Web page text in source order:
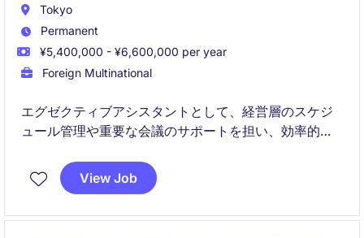
Tokyo
Permanent
¥5,400,000 - ¥6,600,000 per year
Foreign Multinational
エグゼクティブアシスタントとして、経営層のスケジ
ュール管理や重要な会議のサポートを担い、効率的な
レコム業界での秘書業務経験を活かし、組織の成功に
貢献できる方を募集しています。
View Job